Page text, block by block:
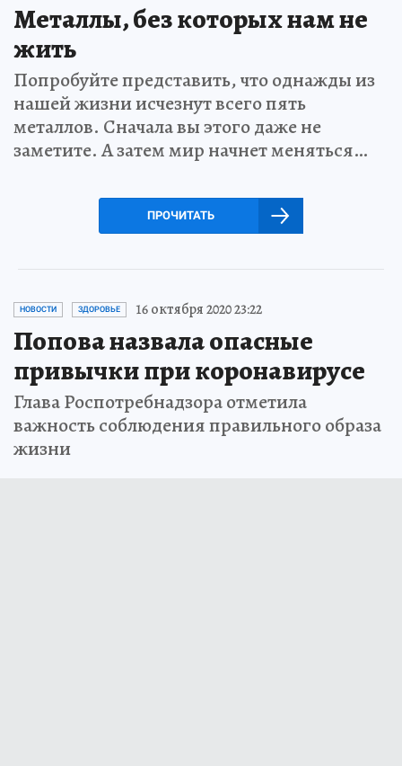
Металлы, без которых нам не
жить
Попробуйте представить, что однажды из
нашей жизни исчезнут всего пять
металлов. Сначала вы этого даже не
заметите. А затем мир начнет меняться…
ПРОЧИТАТЬ
НОВОСТИ ЗДОРОВЬЕ 16 октября 2020 23:22
Попова назвала опасные
привычки при коронавирусе
Глава Роспотребнадзора отметила
важность соблюдения правильного образа
жизни